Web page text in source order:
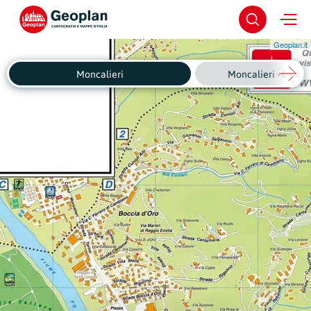
Geoplan.it
Moncalieri Moncalieri -